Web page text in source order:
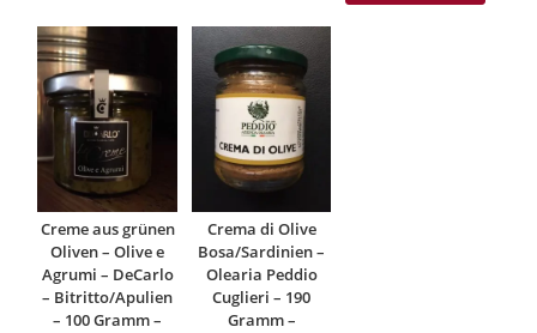
Creme aus grünen
Oliven – Olive e
Agrumi – DeCarlo
– Bitritto/Apulien
– 100 Gramm –
Crema di Olive
Bosa/Sardinien –
Olearia Peddio
Cuglieri – 190
Gramm –